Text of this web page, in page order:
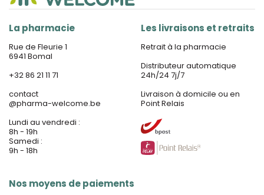
La pharmacie
Rue de Fleurie 1
6941 Bomal
+32 86 21 11 71
contact
@pharma-welcome.be
Lundi au vendredi :
8h - 19h
Samedi :
9h - 18h
Nos moyens de paiements
Les livraisons et retraits
Retrait à la pharmacie
Distributeur automatique
24h/24 7j/7
Livraison à domicile ou en
Point Relais